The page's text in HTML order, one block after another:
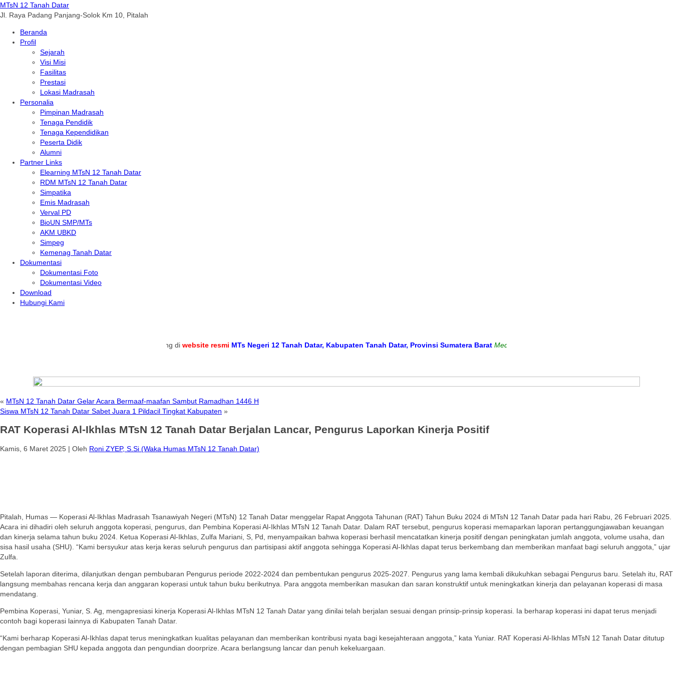
MTsN 12 Tanah Datar
Jl. Raya Padang Panjang-Solok Km 10, Pitalah
Beranda
Profil
Sejarah
Visi Misi
Fasilitas
Prestasi
Lokasi Madrasah
Personalia
Pimpinan Madrasah
Tenaga Pendidik
Tenaga Kependidikan
Peserta Didik
Alumni
Partner Links
Elearning MTsN 12 Tanah Datar
RDM MTsN 12 Tanah Datar
Simpatika
Emis Madrasah
Verval PD
BioUN SMP/MTs
AKM UBKD
Simpeg
Kemenag Tanah Datar
Dokumentasi
Dokumentasi Foto
Dokumentasi Video
Download
Hubungi Kami
website resmi MTs Negeri 12 Tanah Datar, Kabupaten Tanah Datar, Provinsi Sumatera Barat Media Informasi dan Sarana Komunikasi Antara Sekolah
« MTsN 12 Tanah Datar Gelar Acara Bermaaf-maafan Sambut Ramadhan 1446 H
Siswa MTsN 12 Tanah Datar Sabet Juara 1 Pildacil Tingkat Kabupaten »
RAT Koperasi Al-Ikhlas MTsN 12 Tanah Datar Berjalan Lancar, Pengurus Laporkan Kinerja Positif
Kamis, 6 Maret 2025 | Oleh Roni ZYEP, S.Si (Waka Humas MTsN 12 Tanah Datar)
Pitalah, Humas — Koperasi Al-Ikhlas Madrasah Tsanawiyah Negeri (MTsN) 12 Tanah Datar menggelar Rapat Anggota Tahunan (RAT) Tahun Buku 2024 di MTsN 12 Tanah Datar pada hari Rabu, 26 Februari 2025.
Acara ini dihadiri oleh seluruh anggota koperasi, pengurus, dan Pembina Koperasi Al-Ikhlas MTsN 12 Tanah Datar. Dalam RAT tersebut, pengurus koperasi memaparkan laporan pertanggungjawaban keuangan
dan kinerja selama tahun buku 2024. Ketua Koperasi Al-Ikhlas, Zulfa Mariani, S, Pd, menyampaikan bahwa koperasi berhasil mencatatkan kinerja positif dengan peningkatan jumlah anggota, volume usaha, dan
sisa hasil usaha (SHU). “Kami bersyukur atas kerja keras seluruh pengurus dan partisipasi aktif anggota sehingga Koperasi Al-Ikhlas dapat terus berkembang dan memberikan manfaat bagi seluruh anggota,” ujar
Zulfa.
Setelah laporan diterima, dilanjutkan dengan pembubaran Pengurus periode 2022-2024 dan pembentukan pengurus 2025-2027. Pengurus yang lama kembali dikukuhkan sebagai Pengurus baru. Setelah itu, RAT
langsung membahas rencana kerja dan anggaran koperasi untuk tahun buku berikutnya. Para anggota memberikan masukan dan saran konstruktif untuk meningkatkan kinerja dan pelayanan koperasi di masa
mendatang.
Pembina Koperasi, Yuniar, S. Ag, mengapresiasi kinerja Koperasi Al-Ikhlas MTsN 12 Tanah Datar yang dinilai telah berjalan sesuai dengan prinsip-prinsip koperasi. Ia berharap koperasi ini dapat terus menjadi
contoh bagi koperasi lainnya di Kabupaten Tanah Datar.
“Kami berharap Koperasi Al-Ikhlas dapat terus meningkatkan kualitas pelayanan dan memberikan kontribusi nyata bagi kesejahteraan anggota,” kata Yuniar. RAT Koperasi Al-Ikhlas MTsN 12 Tanah Datar ditutup
dengan pembagian SHU kepada anggota dan pengundian doorprize. Acara berlangsung lancar dan penuh kekeluargaan.